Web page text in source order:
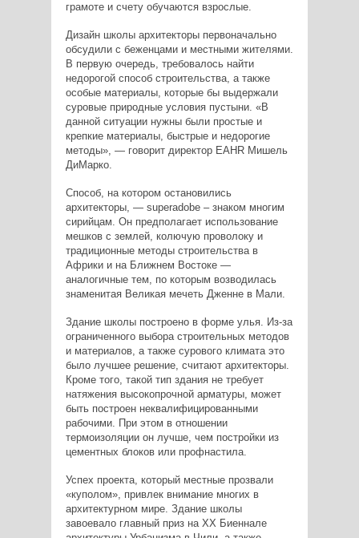
грамоте и счету обучаются взрослые.
Дизайн школы архитекторы первоначально
обсудили с беженцами и местными жителями.
В первую очередь, требовалось найти
недорогой способ строительства, а также
особые материалы, которые бы выдержали
суровые природные условия пустыни. «В
данной ситуации нужны были простые и
крепкие материалы, быстрые и недорогие
методы», — говорит директор EAHR Мишель
ДиМарко.
Способ, на котором остановились
архитекторы, — superadobe – знаком многим
сирийцам. Он предполагает использование
мешков с землей, колючую проволоку и
традиционные методы строительства в
Африки и на Ближнем Востоке —
аналогичные тем, по которым возводилась
знаменитая Великая мечеть Дженне в Мали.
Здание школы построено в форме улья. Из-за
ограниченного выбора строительных методов
и материалов, а также сурового климата это
было лучшее решение, считают архитекторы.
Кроме того, такой тип здания не требует
натяжения высокопрочной арматуры, может
быть построен неквалифицированными
рабочими. При этом в отношении
термоизоляции он лучше, чем постройки из
цементных блоков или профнастила.
Успех проекта, который местные прозвали
«куполом», привлек внимание многих в
архитектурном мире. Здание школы
завоевало главный приз на XX Биеннале